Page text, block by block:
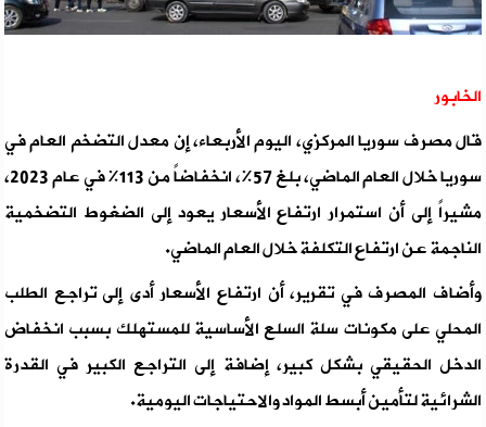
الخابور
قال مصرف سوريا المركزي، اليوم الأربعاء، إن معدل التضخم العام في
سوريا خلال العام الماضي، بلغ 57%، انخفاضاً من 113% في عام 2023،
مشيراً إلى أن استمرار ارتفاع الأسعار يعود إلى الضغوط التضخمية
الناجمة عن ارتفاع التكلفة خلال العام الماضي.
وأضاف المصرف في تقرير، أن ارتفاع الأسعار أدى إلى تراجع الطلب
المحلي على مكونات سلة السلع الأساسية للمستهلك بسبب انخفاض
الدخل الحقيقي بشكل كبير، إضافة إلى التراجع الكبير في القدرة
الشرائية لتأمين أبسط المواد والاحتياجات اليومية.